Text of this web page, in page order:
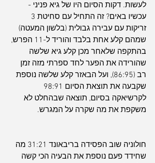
לעשות. דקות הסיום היו של גיא פניני -
זריקות עם עבירה גבולית (בלשון המעטה)
שמהם קלע אחת בלבד והוריד ל-11 הפרש,
בהתקפה שלאחר מכן קלע גיא שלשה
שהורידה את הפער לחד ספרתי מזה זמן
רב (86:95), ועל הבאזר קלע שלשה נוספת
לקרשיאקה בסיום, תוצאה שבהחלט לא
משקפת את מה שקרה על המגרש.
חולוניה שוב הפסידה בריבאונד 31:21 מה
שחידד פעם נוספת את הבעיה הכי קשה